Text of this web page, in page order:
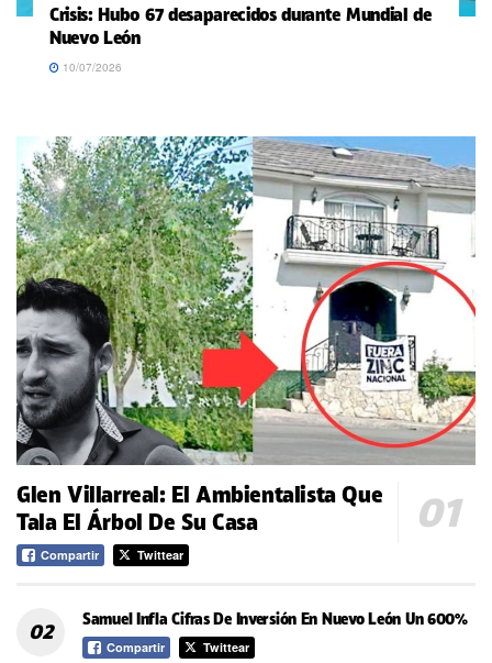
Crisis: Hubo 67 desaparecidos durante Mundial de
Nuevo León
10/07/2026
Glen Villarreal: El Ambientalista Que
Tala El Árbol De Su Casa
Compartir Twittear
Samuel Infla Cifras De Inversión En Nuevo León Un 600%
Compartir Twittear